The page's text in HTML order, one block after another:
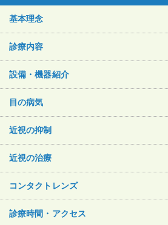
基本理念
診療内容
設備・機器紹介
目の病気
近視の抑制
近視の治療
コンタクトレンズ
診療時間・アクセス